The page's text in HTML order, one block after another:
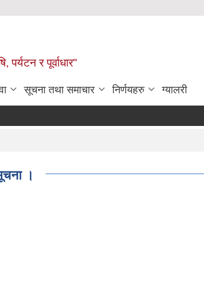
पर्यटन र पूर्वाधार"
सूचना तथा समाचार निर्णयहरु ग्यालरी
।